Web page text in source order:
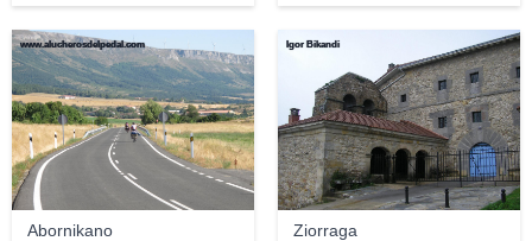
Abornikano
www.alucherosdelpedal.com
Ziorraga
Igor Bikandi